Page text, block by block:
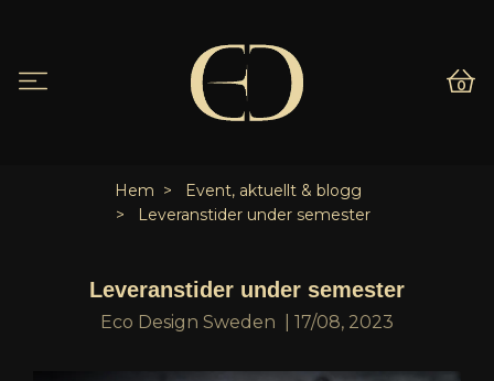
0
Hem
Event, aktuellt & blogg
Leveranstider under semester
Leveranstider under semester
Eco Design Sweden 17/08, 2023